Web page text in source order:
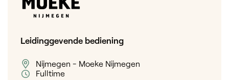
Leidinggevende bediening
Nijmegen - Moeke Nijmegen
Fulltime